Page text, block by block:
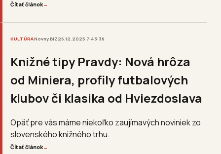
Čítať článok→
KULTÚRANovny.BIZ26.12.2025 7:43:36
Knižné tipy Pravdy: Nová hrôza
od Miniera, profily futbalových
klubov či klasika od Hviezdoslava
Opäť pre vás máme niekoľko zaujímavých noviniek zo
slovenského knižného trhu.
Čítať článok→